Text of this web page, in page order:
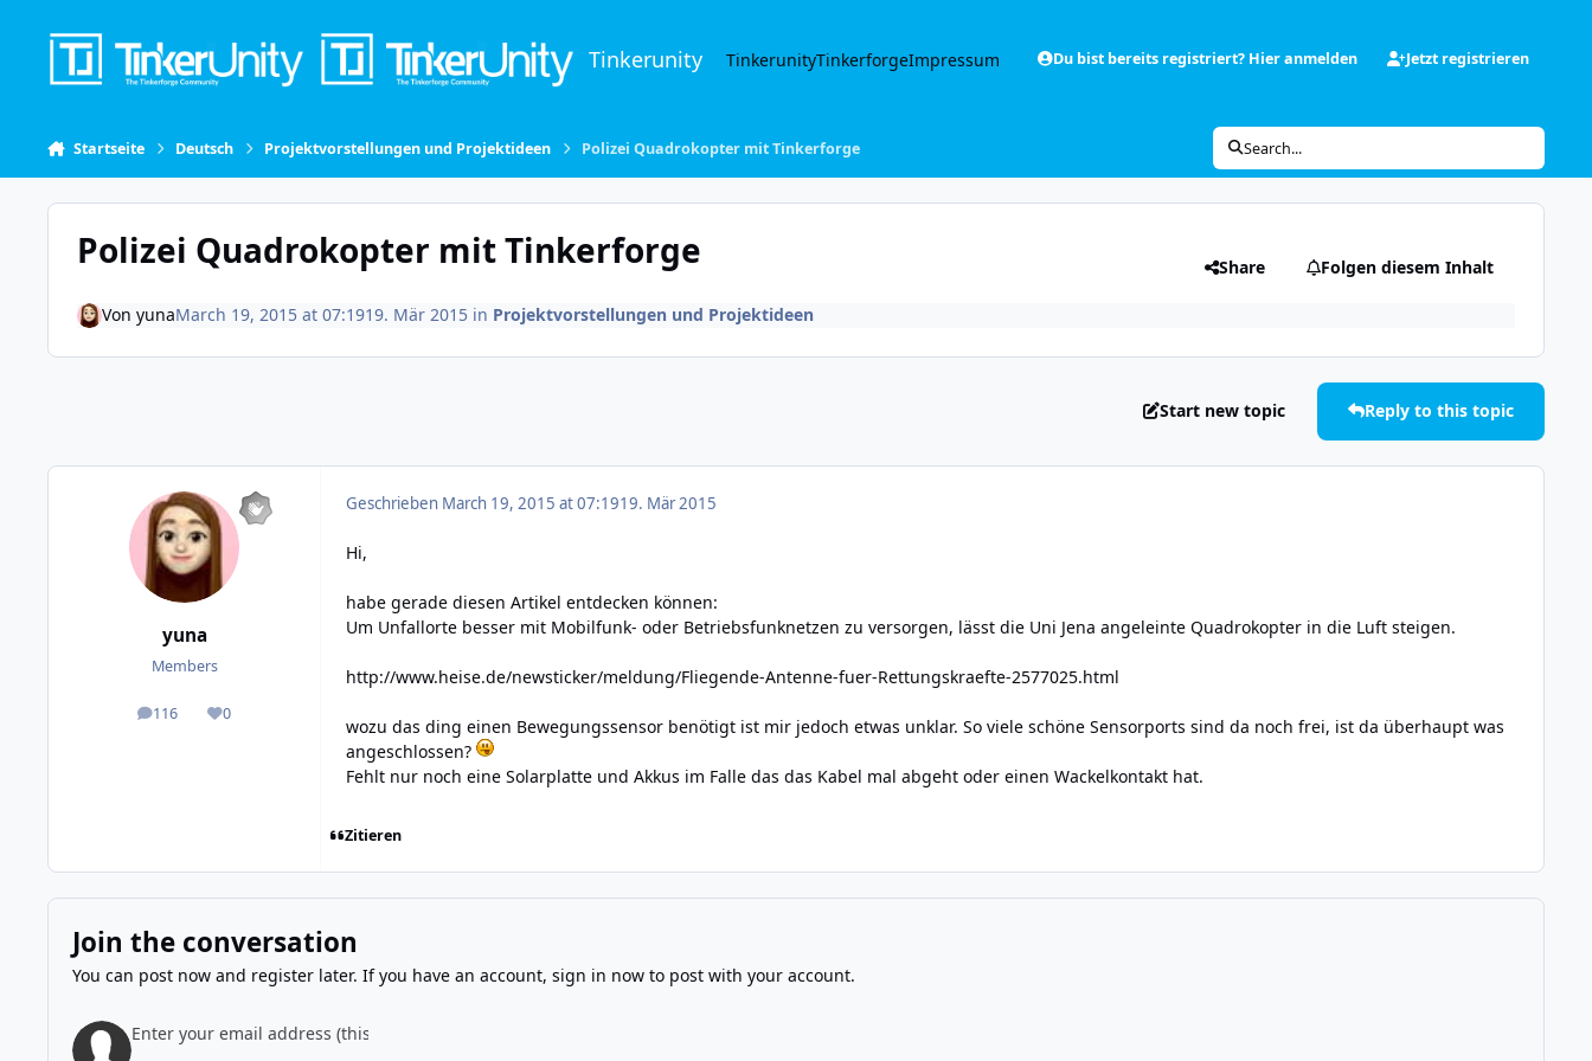
Tinkerunity TinkerunityTinkerforgeImpressum Du bist bereits registriert? Hier anmelden Jetzt registrieren
Startseite Deutsch Projektvorstellungen und Projektideen Polizei Quadrokopter mit Tinkerforge Search...
Polizei Quadrokopter mit Tinkerforge Share Folgen diesem Inhalt
Von yunaMarch 19, 2015 at 07:1919. Mär 2015in Projektvorstellungen und Projektideen
Start new topic Reply to this topic
yuna
Members
116
posts 0
Reputation
Geschrieben March 19, 2015 at 07:1919. Mär 2015
Hi,
habe gerade diesen Artikel entdecken können:
Um Unfallorte besser mit Mobilfunk- oder Betriebsfunknetzen zu versorgen, lässt die Uni Jena angeleinte Quadrokopter in die Luft steigen.
http://www.heise.de/newsticker/meldung/Fliegende-Antenne-fuer-Rettungskraefte-2577025.html
wozu das ding einen Bewegungssensor benötigt ist mir jedoch etwas unklar. So viele schöne Sensorports sind da noch frei, ist da überhaupt was
angeschlossen?
Fehlt nur noch eine Solarplatte und Akkus im Falle das das Kabel mal abgeht oder einen Wackelkontakt hat.
Zitieren
Join the conversation
You can post now and register later. If you have an account, sign in nowto post with your account.